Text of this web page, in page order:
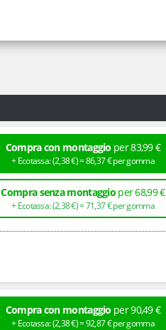
Compra con montaggio per 83,99 €
+ Ecotassa: (2,38€ ) =86,37€per gomma
Compra senza montaggio per 68,99 €
+ Ecotassa: (2,38€ ) =71,37€per gomma
Compra con montaggio per 90,49 €
+ Ecotassa: (2,38€ ) =92,87€per gomma